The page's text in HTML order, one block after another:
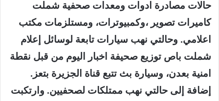
حالات مصادرة ادوات ومعدات صحفية شملت
كاميرات تصوير ،وكمبيوترات، ومستلزمات مكتب
اعلامي. وحالتي نهب سيارات تابعة لوسائل إعلام
شملت باص توزيع صحيفة اخبار اليوم من قبل نقطة
امنية بعدن، وسيارة بث تتبع قناة الجزيرة بتعز.
إضافة إلى حالتي نهب ممتلكات لصحفيين. وارتكبت